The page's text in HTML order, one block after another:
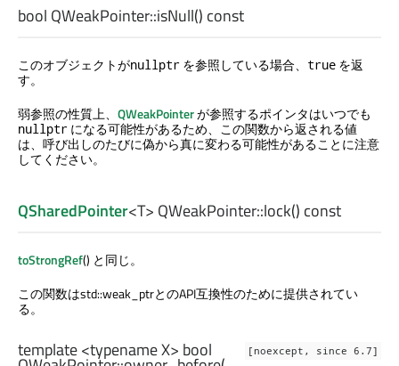
bool QWeakPointer::isNull() const
このオブジェクトがnullptr を参照している場合、 true を返
す。
弱参照の性質上、 QWeakPointerが参照するポインタはいつでも
nullptr になる可能性があるため、この関数から返される値
は、呼び出しのたびに偽から真に変わる可能性があることに注意
してください。
QSharedPointer<T> QWeakPointer::lock() const
toStrongRef() と同じ。
この関数はstd::weak_ptrとのAPI互換性のために提供されてい
る。
[noexcept, since 6.7]
template <typename X> bool